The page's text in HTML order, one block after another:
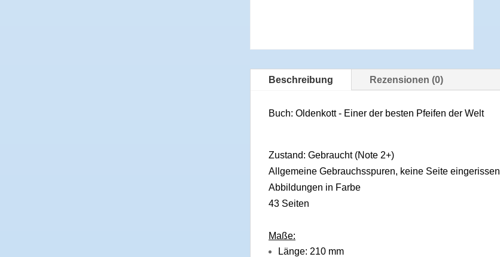
Beschreibung Rezensionen (0)
Buch: Oldenkott - Einer der besten Pfeifen der Welt
Zustand: Gebraucht (Note 2+)
Allgemeine Gebrauchsspuren, keine Seite eingerissen
Abbildungen in Farbe
43 Seiten
Maße:
Länge: 210 mm